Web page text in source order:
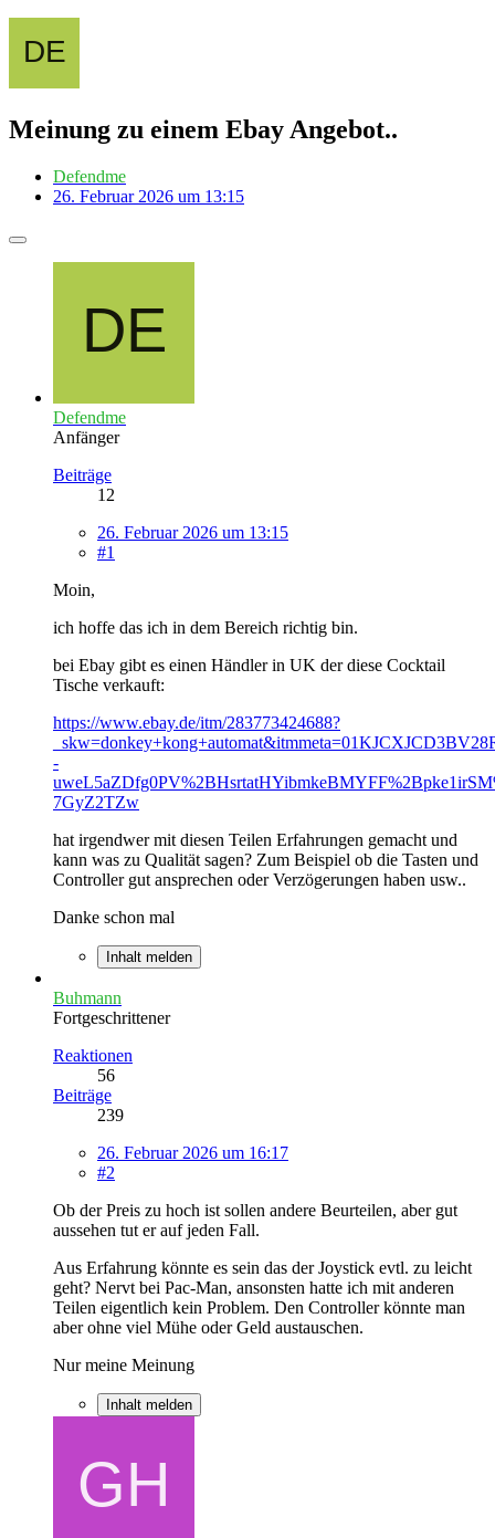
Meinung zu einem Ebay Angebot..
Defendme
26. Februar 2026 um 13:15
Defendme
Anfänger
Beiträge
12
26. Februar 2026 um 13:15
#1
Moin,
ich hoffe das ich in dem Bereich richtig bin.
bei Ebay gibt es einen Händler in UK der diese Cocktail
Tische verkauft:
https://www.ebay.de/itm/283773424688?
-
7GyZ2TZw
hat irgendwer mit diesen Teilen Erfahrungen gemacht und
kann was zu Qualität sagen? Zum Beispiel ob die Tasten und
Controller gut ansprechen oder Verzögerungen haben usw..
Danke schon mal
Inhalt melden
Buhmann
Fortgeschrittener
Reaktionen
56
Beiträge
239
26. Februar 2026 um 16:17
#2
Ob der Preis zu hoch ist sollen andere Beurteilen, aber gut
aussehen tut er auf jeden Fall.
Aus Erfahrung könnte es sein das der Joystick evtl. zu leicht
geht? Nervt bei Pac-Man, ansonsten hatte ich mit anderen
Teilen eigentlich kein Problem. Den Controller könnte man
aber ohne viel Mühe oder Geld austauschen.
Nur meine Meinung
Inhalt melden